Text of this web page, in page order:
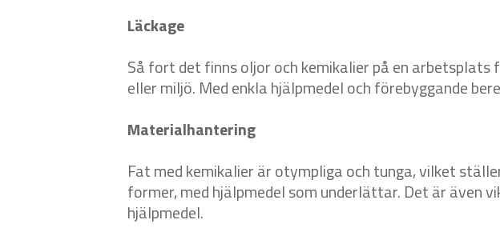
Läckage
Så fort det finns oljor och kemikalier på en arbetsplats
eller miljö. Med enkla hjälpmedel och förebyggande
Materialhantering
Fat med kemikalier är otympliga och tunga, vilket
former, med hjälpmedel som underlättar. Det är även
hjälpmedel.